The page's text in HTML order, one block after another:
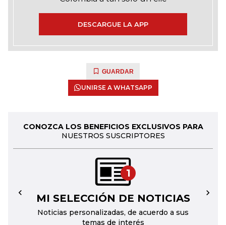
DESCARGUE LA APP
GUARDAR
UNIRSE A WHATSAPP
CONOZCA LOS BENEFICIOS EXCLUSIVOS PARA
NUESTROS SUSCRIPTORES
1
MI SELECCIÓN DE NOTICIAS
Noticias personalizadas, de acuerdo a sus
temas de interés
← →